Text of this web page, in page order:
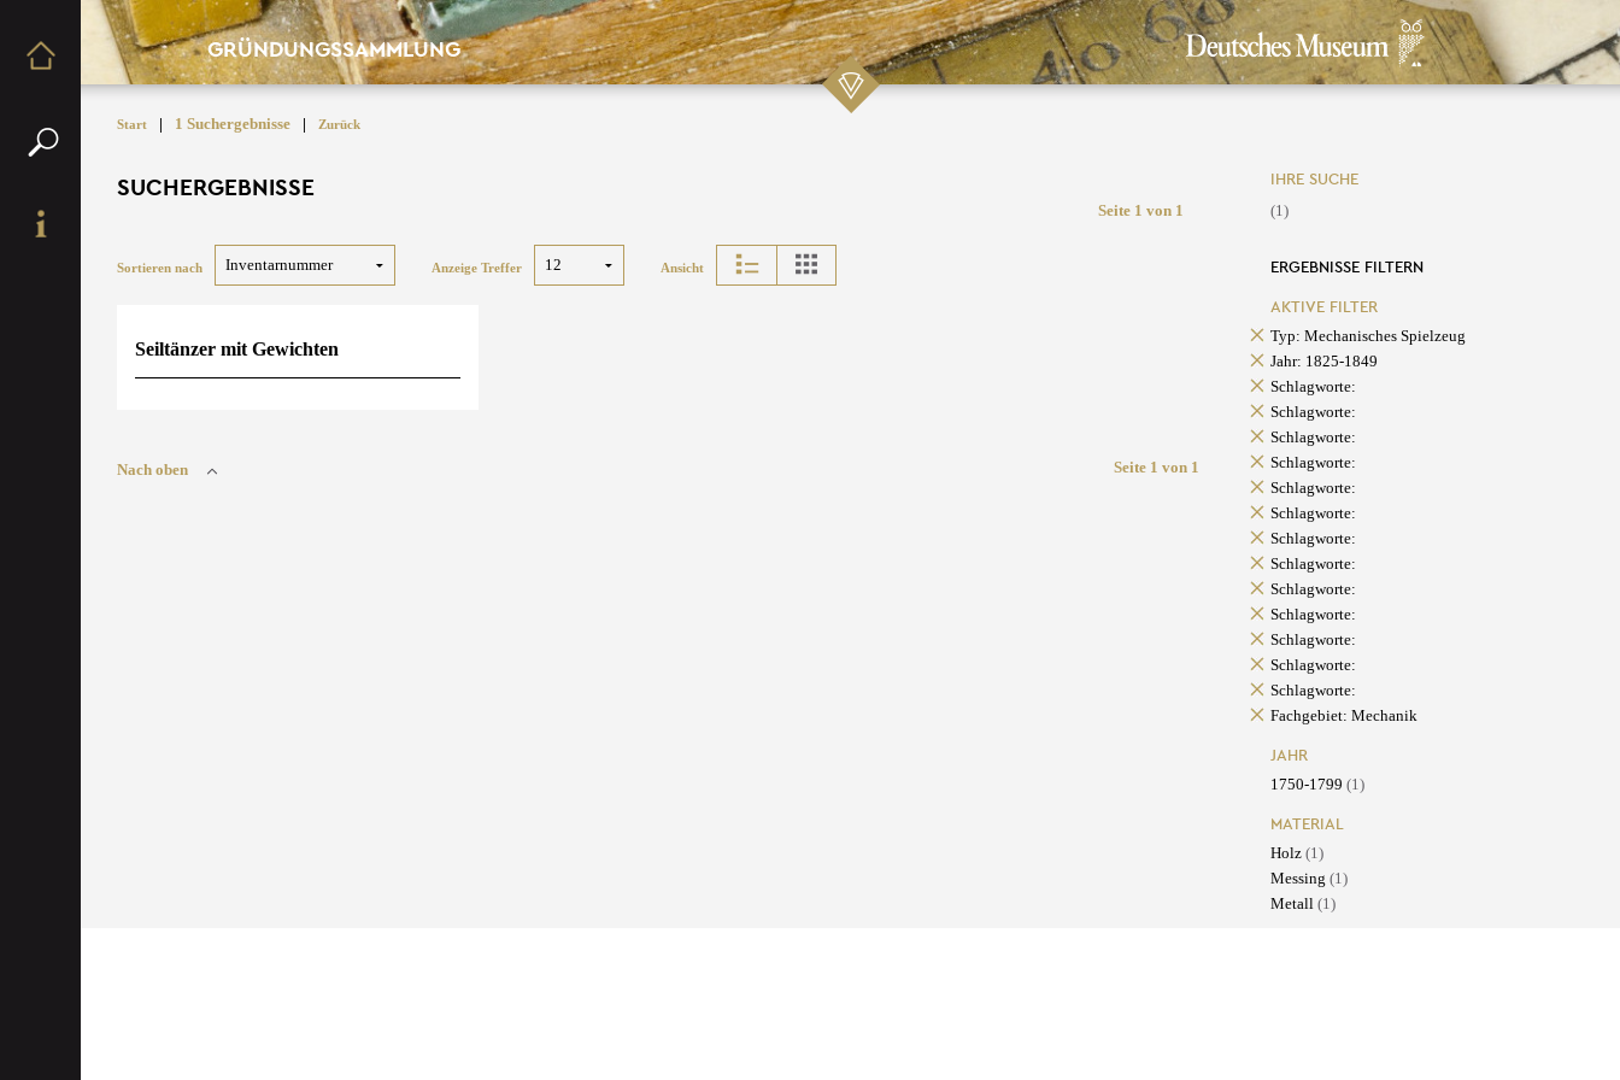
GRÜNDUNGSSAMMLUNG
Start | 1 Suchergebnisse | Zurück
SUCHERGEBNISSE
Seite 1 von 1
Sortieren nach Anzeige Treffer Ansicht
Seiltänzer mit Gewichten
Nach oben Seite 1 von 1
IHRE SUCHE
(1)
ERGEBNISSE FILTERN
AKTIVE FILTER
Typ: Mechanisches Spielzeug
Jahr: 1825-1849
Schlagworte:
Schlagworte:
Schlagworte:
Schlagworte:
Schlagworte:
Schlagworte:
Schlagworte:
Schlagworte:
Schlagworte:
Schlagworte:
Schlagworte:
Schlagworte:
Schlagworte:
Fachgebiet: Mechanik
JAHR
1750-1799 (1)
MATERIAL
Holz (1)
Messing (1)
Metall (1)